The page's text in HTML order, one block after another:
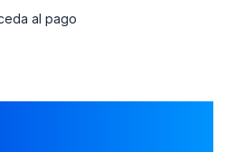
al pago